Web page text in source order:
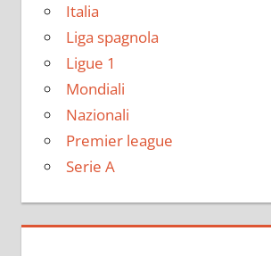
Italia
Liga spagnola
Ligue 1
Mondiali
Nazionali
Premier league
Serie A